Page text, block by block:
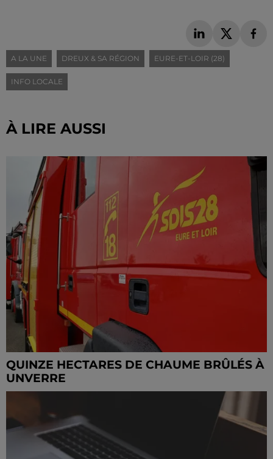
A LA UNE DREUX & SA RÉGION EURE-ET-LOIR (28)
INFO LOCALE
À LIRE AUSSI
QUINZE HECTARES DE CHAUME BRÛLÉS À
UNVERRE